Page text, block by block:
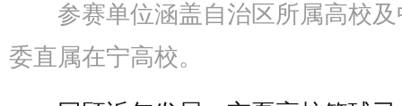
参赛单位涵盖自治区所属高校
委直属在宁高校。